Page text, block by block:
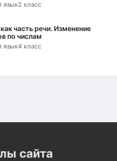
язык2 класс
как часть речи. Изменение
по числам
язык4 класс
сайта